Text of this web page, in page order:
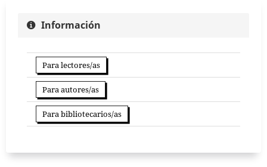
Información
Para lectores/as
Para autores/as
Para bibliotecarios/as